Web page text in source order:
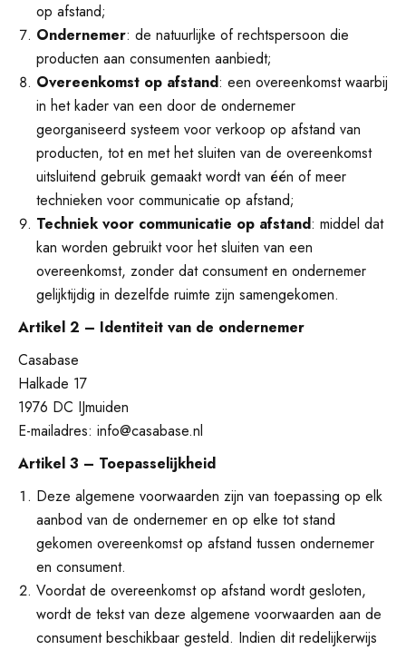
op afstand;
Ondernemer: de natuurlijke of rechtspersoon die
producten aan consumenten aanbiedt;
Overeenkomst op afstand: een overeenkomst waarbij
in het kader van een door de ondernemer
georganiseerd systeem voor verkoop op afstand van
producten, tot en met het sluiten van de overeenkomst
uitsluitend gebruik gemaakt wordt van één of meer
technieken voor communicatie op afstand;
Techniek voor communicatie op afstand: middel dat
kan worden gebruikt voor het sluiten van een
overeenkomst, zonder dat consument en ondernemer
gelijktijdig in dezelfde ruimte zijn samengekomen.
Artikel 2 – Identiteit van de ondernemer
Casabase
Halkade 17
1976 DC IJmuiden
E-mailadres: info@casabase.nl
Artikel 3 – Toepasselijkheid
Deze algemene voorwaarden zijn van toepassing op elk
aanbod van de ondernemer en op elke tot stand
gekomen overeenkomst op afstand tussen ondernemer
en consument.
Voordat de overeenkomst op afstand wordt gesloten,
wordt de tekst van deze algemene voorwaarden aan de
consument beschikbaar gesteld. Indien dit redelijkerwijs